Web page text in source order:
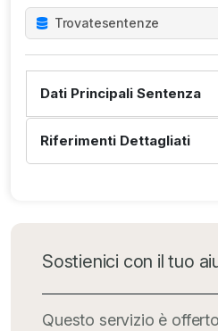
Trovatesentenze
Dati Principali Sentenza
Riferimenti Dettagliati
Sostienici con il tuo
Questo servizio è